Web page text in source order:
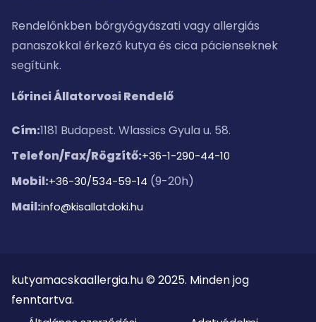
Rendelőnkben bőrgyógyászati vagy allergiás
panaszokkal érkező kutya és cica pácienseknek
segítünk.
Lőrinci Állatorvosi Rendelő
Cím:1181 Budapest. Wlassics Gyula u. 58.
Telefon/Fax/Rögzítő:+36-1-290-44-10
Mobil:+36-30/534-59-14 (9-20h)
Mail:info@kisallatdoki.hu
kutyamacskaallergia.hu © 2025. Minden jog
fenntartva.